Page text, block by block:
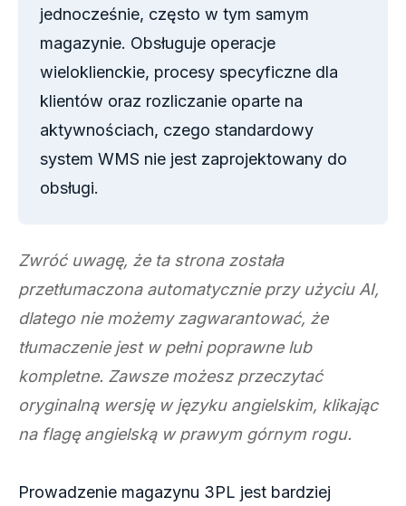
jednocześnie, często w tym samym
magazynie. Obsługuje operacje
wieloklienckie, procesy specyficzne dla
klientów oraz rozliczanie oparte na
aktywnościach, czego standardowy
system WMS nie jest zaprojektowany do
obsługi.
Zwróć uwagę, że ta strona została
przetłumaczona automatycznie przy użyciu AI,
dlatego nie możemy zagwarantować, że
tłumaczenie jest w pełni poprawne lub
kompletne. Zawsze możesz przeczytać
oryginalną wersję w języku angielskim, klikając
na flagę angielską w prawym górnym rogu.
Prowadzenie magazynu 3PL jest bardziej